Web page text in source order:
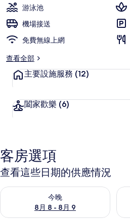
游泳池
機場接送
免費無線上網
查看全部
主要設施服務 (12)
闔家歡樂 (6)
客房選項
查看這些日期的供應情況
今晚
8月 8 - 8月 9
查看今晚 (8月 8 - 8月 9) 的供應情況查